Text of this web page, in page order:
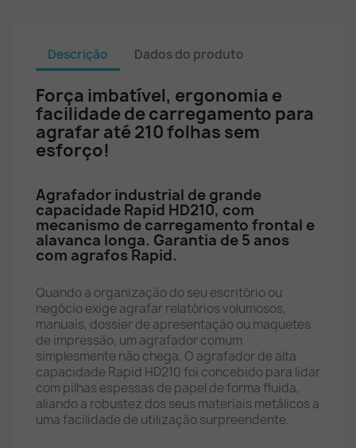
Descrição Dados do produto
Força imbatível, ergonomia e
facilidade de carregamento para
agrafar até 210 folhas sem
esforço!
Agrafador industrial de grande
capacidade Rapid HD210, com
mecanismo de carregamento frontal e
alavanca longa. Garantia de 5 anos
com agrafos Rapid.
Quando a organização do seu escritório ou
negócio exige agrafar relatórios volumosos,
manuais, dossier de apresentação ou maquetes
de impressão, um agrafador comum
simplesmente não chega. O agrafador de alta
capacidade Rapid HD210 foi concebido para lidar
com pilhas espessas de papel de forma fluida,
aliando a robustez dos seus materiais metálicos a
uma facilidade de utilização surpreendente.